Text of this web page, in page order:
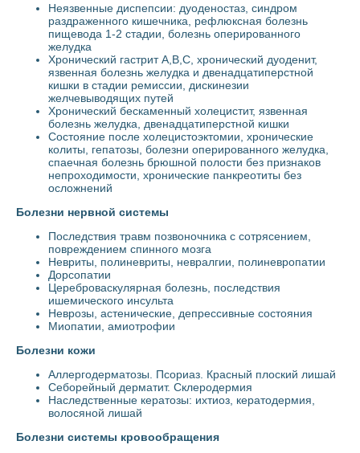
Неязвенные диспепсии: дуоденостаз, синдром
раздраженного кишечника, рефлюксная болезнь
пищевода 1-2 стадии, болезнь оперированного
желудка
Хронический гастрит А,В,С, хронический дуоденит,
язвенная болезнь желудка и двенадцатиперстной
кишки в стадии ремиссии, дискинезии
желчевыводящих путей
Хронический бескаменный холецистит, язвенная
болезнь желудка, двенадцатиперстной кишки
Состояние после холецистоэктомии, хронические
колиты, гепатозы, болезни оперированного желудка,
спаечная болезнь брюшной полости без признаков
непроходимости, хронические панкреотиты без
осложнений
Болезни нервной системы
Последствия травм позвоночника с сотрясением,
повреждением спинного мозга
Невриты, полиневриты, невралгии, полиневропатии
Дорсопатии
Цереброваскулярная болезнь, последствия
ишемического инсульта
Неврозы, астенические, депрессивные состояния
Миопатии, амиотрофии
Болезни кожи
Аллергодерматозы. Псориаз. Красный плоский лишай
Себорейный дерматит. Склеродермия
Наследственные кератозы: ихтиоз, кератодермия,
волосяной лишай
Болезни системы кровообращения